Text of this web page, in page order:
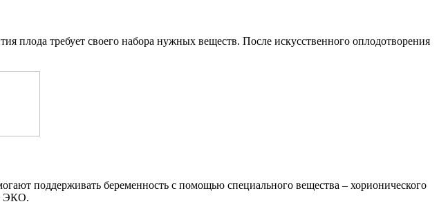
плода требует своего набора нужных веществ. После искусственного оплодотворения
поддерживать беременность с помощью специального вещества – хорионического
ЭКО.